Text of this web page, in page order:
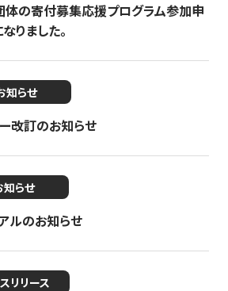
体の寄付募集応援プログラム参加申
りました。
知らせ
改訂のお知らせ
知らせ
ルのお知らせ
リリース